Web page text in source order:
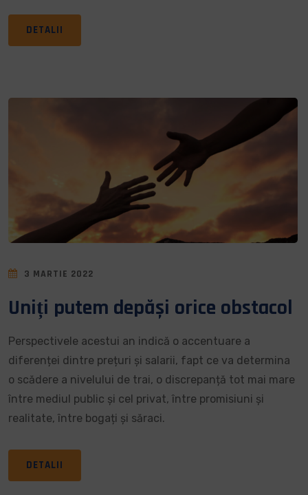
DETALII
3 MARTIE 2022
Uniți putem depăși orice obstacol
Perspectivele acestui an indică o accentuare a
diferenței dintre prețuri și salarii, fapt ce va determina
o scădere a nivelului de trai, o discrepanță tot mai mare
între mediul public și cel privat, între promisiuni și
realitate, între bogați și săraci.
DETALII